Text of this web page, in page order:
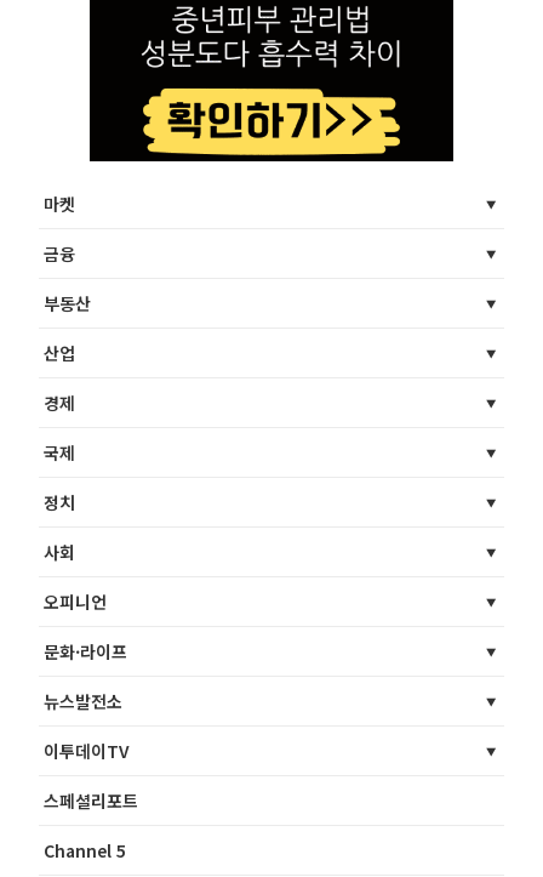
마켓
금융
부동산
산업
경제
국제
정치
사회
오피니언
문화·라이프
뉴스발전소
이투데이TV
스페셜리포트
Channel 5